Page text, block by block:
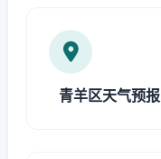
青羊区天气预报